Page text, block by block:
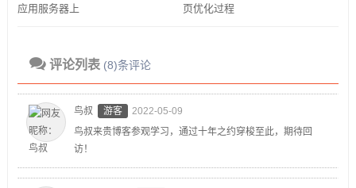
应用服务器上
页优化过程
评论列表 (8)条评论
鸟叔 游客
2022-05-09
鸟叔来贵博客参观学习，通过十年之约穿梭至此，期待回
访！